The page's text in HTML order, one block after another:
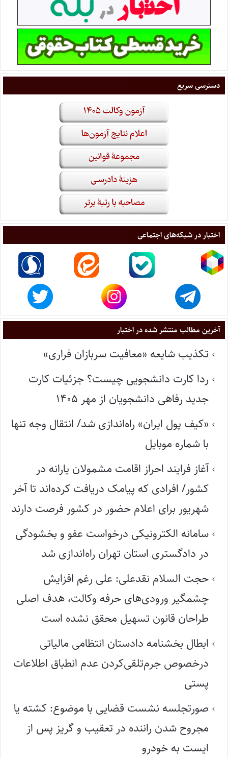
دسترسی سریع
اختبار در شبکه‌های اجتماعی
آخرین مطالب منتشر شده در اختبار
تکذیب شایعه «معافیت سربازان فراری»
ردا کارت دانشجویی چیست؟ جزئیات کارت
جدید رفاهی دانشجویان از مهر ۱۴۰۵
«کیف پول ایران» راه‌اندازی شد/ انتقال وجه تنها
با شماره موبایل
آغاز فرایند احراز اقامت مشمولان یارانه در
کشور/ افرادی که پیامک دریافت کرده‌اند تا آخر
شهریور برای اعلام حضور در کشور فرصت دارند
سامانه الکترونیکی درخواست عفو و بخشودگی
در دادگستری استان تهران راه‌اندازی شد
حجت السلام نقدعلی: علی رغم افزایش
چشمگیر ورودی‌های حرفه وکالت، هدف اصلی
طراحان قانون تسهیل محقق نشده است
ابطال بخشنامه دادستان انتظامی مالیاتی
درخصوص جرم‌تلقی‌کردن عدم انطباق اطلاعات
پستی
صورتجلسه نشست قضایی با موضوع: کشته یا
مجروح شدن راننده در تعقیب و گریز پس از
ایست به خودرو